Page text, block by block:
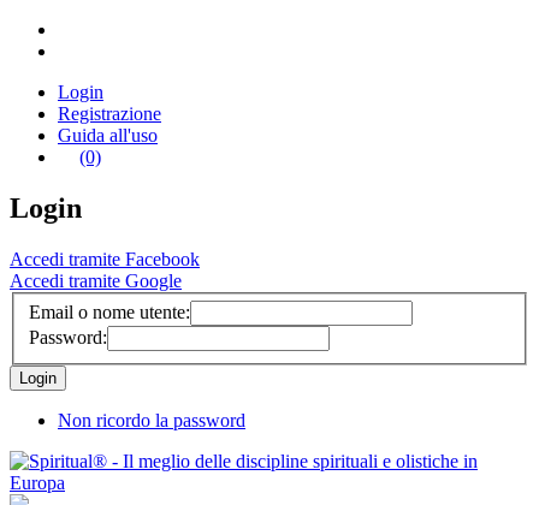
Login
Registrazione
Guida all'uso
(0)
Login
Accedi tramite Facebook
Accedi tramite Google
Email o nome utente:
Password:
Non ricordo la password